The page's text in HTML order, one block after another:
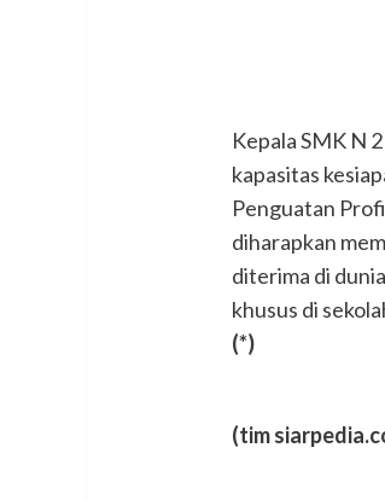
Kepala SMK N
kapasitas
Penguatan
diharapkan
diterima di
khusus di
(*)
(tim